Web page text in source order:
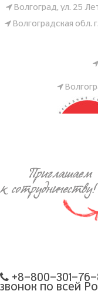
Волгоград, ул. 25
Волгоградская обл.
ZODIAC
+8-800-301-
звонок по всей